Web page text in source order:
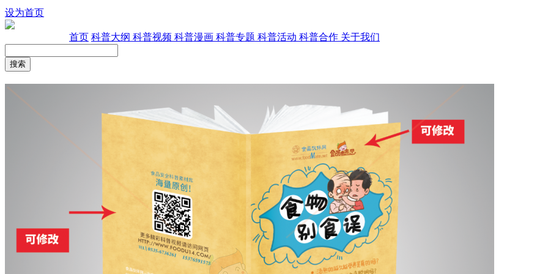
设为首页
首页科普大纲 科普视频 科普漫画科普专题 科普活动 科普合作 关于我们